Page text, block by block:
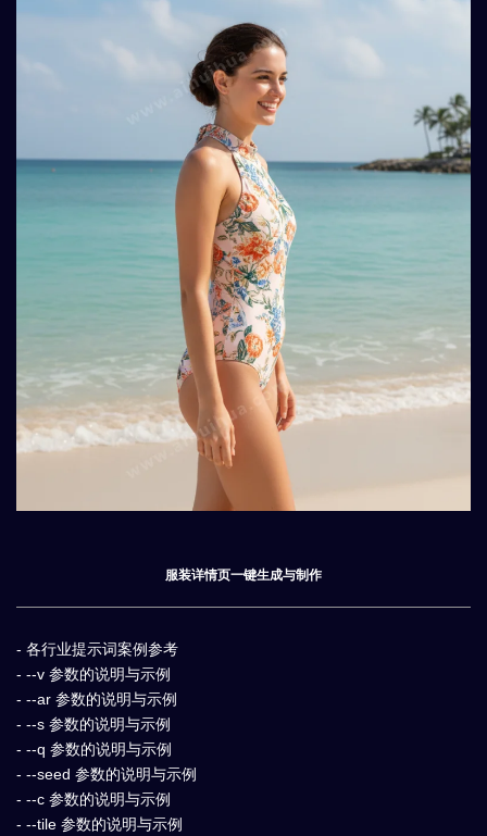
服装详情页一键生成与制作
- 各行业提示词案例参考
- --v 参数的说明与示例
- --ar 参数的说明与示例
- --s 参数的说明与示例
- --q 参数的说明与示例
- --seed 参数的说明与示例
- --c 参数的说明与示例
- --tile 参数的说明与示例